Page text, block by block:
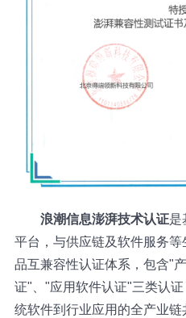
浪潮信息澎湃技术认证是
平台，与供应链及软件服务
品互兼容性认证体系，包含"
证"、"应用软件认证"三类认
统软件到行业应用的全产业